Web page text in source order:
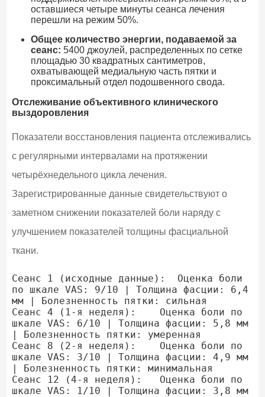
оставшиеся четыре минуты сеанса лечения
перешли на режим 50%.
Общее количество энергии, подаваемой за
сеанс: 5400 джоулей, распределенных по сетке
площадью 30 квадратных сантиметров,
охватывающей медиальную часть пятки и
проксимальный отдел подошвенного свода.
Отслеживание объективного клинического
выздоровления
Показатели восстановления пациента отслеживались
с регулярными интервалами на протяжении
четырёхнедельного цикла лечения.
Зарегистрированные данные свидетельствуют о
заметном снижении показателей боли наряду с
улучшением показателей толщины фасциальной
ткани.
Сеанс 1 (исходные данные):  Оценка боли
по шкале VAS: 9/10 | Толщина фасции: 6,4
мм | Болезненность пятки: сильная
Сеанс 4 (1-я неделя):    Оценка боли по
шкале VAS: 6/10 | Толщина фасции: 5,8 мм
| Болезненность пятки: умеренная
Сеанс 8 (2-я неделя):    Оценка боли по
шкале VAS: 3/10 | Толщина фасции: 4,9 мм
| Болезненность пятки: минимальная
Сеанс 12 (4-я неделя):   Оценка боли по
шкале VAS: 1/10 | Толщина фасции: 3,8 мм